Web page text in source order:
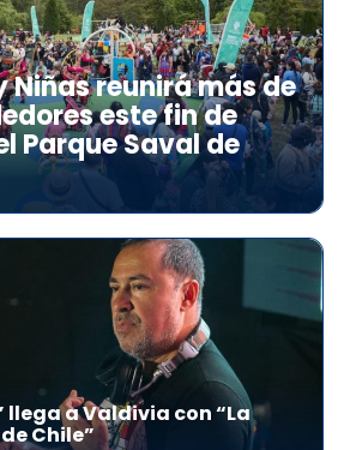
Niñas reunirá más de
este fin de
Parque Saval de
llega a Valdivia con “La
Chile”